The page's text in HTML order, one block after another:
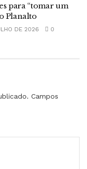
para “tomar um
Planalto
DE 2026 0
Campos